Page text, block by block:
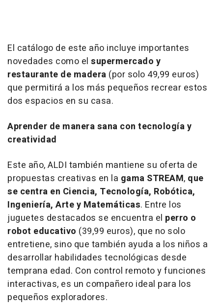
El catálogo de este año incluye importantes
novedades como el supermercado y
restaurante de madera (por solo 49,99 euros)
que permitirá a los más pequeños recrear estos
dos espacios en su casa.
Aprender de manera sana con tecnología y
creatividad
Este año, ALDI también mantiene su oferta de
propuestas creativas en la gama STREAM, que
se centra en Ciencia, Tecnología, Robótica,
Ingeniería, Arte y Matemáticas. Entre los
juguetes destacados se encuentra el perro o
robot educativo (39,99 euros), que no solo
entretiene, sino que también ayuda a los niños a
desarrollar habilidades tecnológicas desde
temprana edad. Con control remoto y funciones
interactivas, es un compañero ideal para los
pequeños exploradores.